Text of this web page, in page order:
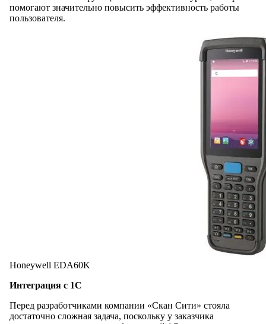
помогают значительно повысить эффективность работы
пользователя.
Honeywell EDA60K
Интеграция с 1С
Перед разработчиками компании «Скан Сити» стояла
достаточно сложная задача, поскольку у заказчика